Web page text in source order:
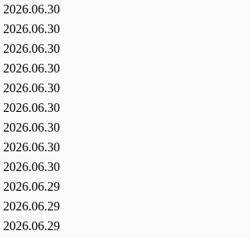
2026.06.30
2026.06.30
2026.06.30
2026.06.30
2026.06.30
2026.06.30
2026.06.30
2026.06.30
2026.06.30
2026.06.29
2026.06.29
2026.06.29